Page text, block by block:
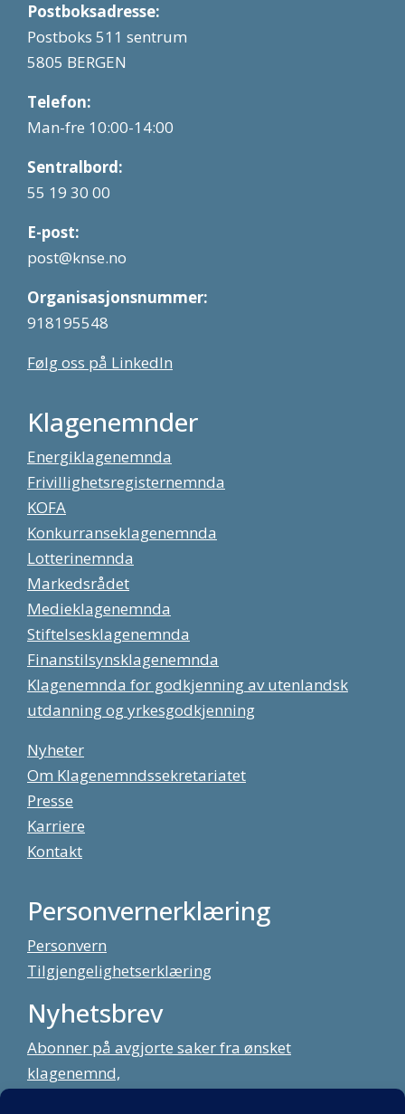
Postboksadresse:
Postboks 511 sentrum
5805 BERGEN
Telefon:
Man-fre 10:00-14:00
Sentralbord:
55 19 30 00
E-post:
post@knse.no
Organisasjonsnummer:
918195548
Følg oss på LinkedIn
Klagenemnder
Energiklagenemnda
Frivillighetsregisternemnda
KOFA
Konkurranseklagenemnda
Lotterinemnda
Markedsrådet
Medieklagenemnda
Stiftelsesklagenemnda
Finanstilsynsklagenemnda
Klagenemnda for godkjenning av utenlandsk
utdanning og yrkesgodkjenning
Nyheter
Om Klagenemndssekretariatet
Presse
Karriere
Kontakt
Personvernerklæring
Personvern
Tilgjengelighetserklæring
Nyhetsbrev
Abonner på avgjorte saker fra ønsket
klagenemnd,